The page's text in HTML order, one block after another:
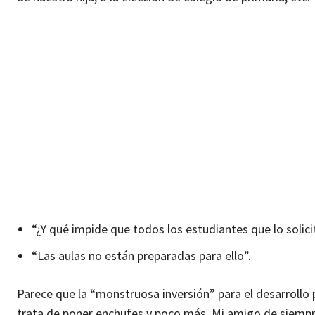
“¿Y qué impide que todos los estudiantes que lo
“Las aulas no están preparadas para ello”.
Parece que la “monstruosa inversión” para el